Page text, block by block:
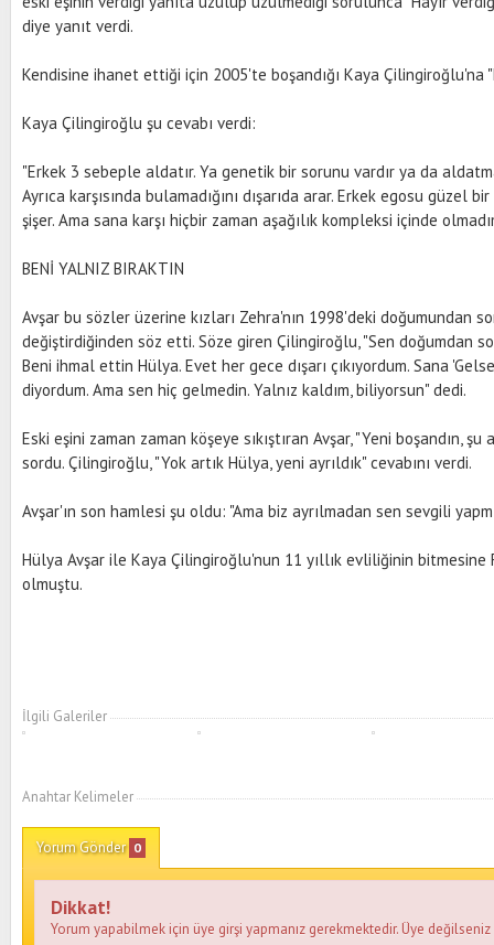
diye yanıt verdi.
Kendisine ihanet ettiği için 2005'te boşandığı Kaya Çilingiroğlu'na
Kaya Çilingiroğlu şu cevabı verdi:
"Erkek 3 sebeple aldatır. Ya genetik bir sorunu vardır ya da
Ayrıca karşısında bulamadığını dışarıda arar. Erkek egosu güzel
şişer. Ama sana karşı hiçbir zaman aşağılık kompleksi içinde
BENİ YALNIZ BIRAKTIN
Avşar bu sözler üzerine kızları Zehra'nın 1998'deki doğumundan
değiştirdiğinden söz etti. Söze giren Çilingiroğlu, "Sen doğumdan
Beni ihmal ettin Hülya. Evet her gece dışarı çıkıyordum. Sana
diyordum. Ama sen hiç gelmedin. Yalnız kaldım, biliyorsun" dedi.
Eski eşini zaman zaman köşeye sıkıştıran Avşar, "Yeni boşandın,
sordu. Çilingiroğlu, "Yok artık Hülya, yeni ayrıldık" cevabını verdi.
Avşar'ın son hamlesi şu oldu: "Ama biz ayrılmadan sen sevgili
Hülya Avşar ile Kaya Çilingiroğlu'nun 11 yıllık evliliğinin bitmesine
olmuştu.
İlgili Galeriler
Anahtar Kelimeler
Yorum Gönder 0
Dikkat!
Yorum yapabilmek için üye girşi yapmanız gerekmektedir. Üye